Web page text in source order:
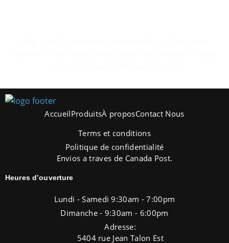
AccueilProduitsÀ proposContact Nous
Terms et conditions
Politique de confidentialité
Envios a traves de Canada Post.
Heures d’ouverture
Lundi - Samedi 9:30am - 7:00pm
Dimanche - 9:30am - 6:00pm
Adresse:
5404 rue Jean Talon Est